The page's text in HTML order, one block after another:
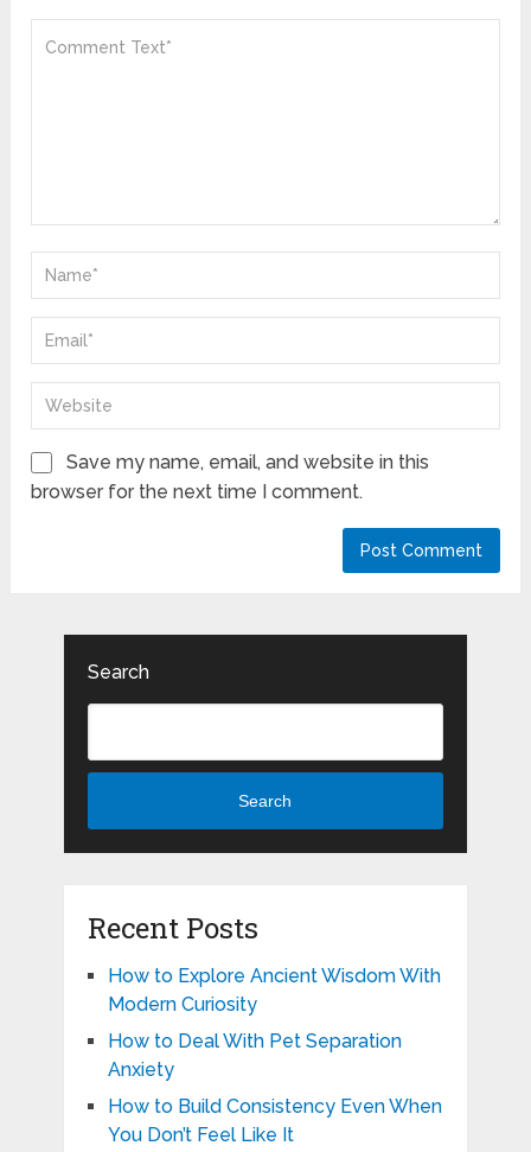
Save my name, email, and website in this
browser for the next time I comment.
Search
Search
Recent Posts
How to Explore Ancient Wisdom With
Modern Curiosity
How to Deal With Pet Separation
Anxiety
How to Build Consistency Even When
You Don’t Feel Like It